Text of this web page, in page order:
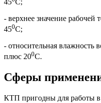
- верхнее значение рабочей
450С;
- относительная влажность
плюс 200С.
Сферы
КТП пригодны для работы в